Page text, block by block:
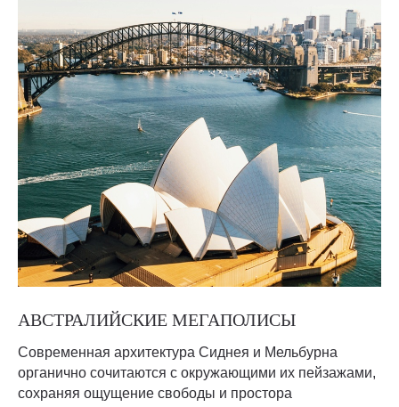
АВСТРАЛИЙСКИЕ МЕГАПОЛИСЫ
Современная архитектура Сиднея и Мельбурна
органично сочитаются с окружающими их пейзажами,
сохраняя ощущение свободы и простора